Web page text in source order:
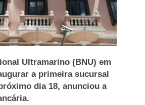
Ultramarino (BNU) em
a primeira sucursal
dia 18, anunciou a